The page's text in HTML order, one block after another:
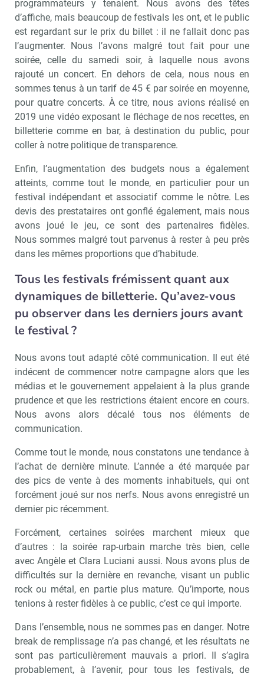
programmateurs y tenaient. Nous avons des têtes
d’affiche, mais beaucoup de festivals les ont, et le public
est regardant sur le prix du billet : il ne fallait donc pas
l’augmenter. Nous l’avons malgré tout fait pour une
soirée, celle du samedi soir, à laquelle nous avons
rajouté un concert. En dehors de cela, nous nous en
sommes tenus à un tarif de 45 € par soirée en moyenne,
pour quatre concerts. À ce titre, nous avions réalisé en
2019 une vidéo exposant le fléchage de nos recettes, en
billetterie comme en bar, à destination du public, pour
coller à notre politique de transparence.
Enfin, l’augmentation des budgets nous a également
atteints, comme tout le monde, en particulier pour un
festival indépendant et associatif comme le nôtre. Les
devis des prestataires ont gonflé également, mais nous
avons joué le jeu, ce sont des partenaires fidèles.
Nous sommes malgré tout parvenus à rester à peu près
dans les mêmes proportions que d’habitude.
Tous les festivals frémissent quant aux
dynamiques de billetterie. Qu’avez-vous
pu observer dans les derniers jours avant
le festival ?
Nous avons tout adapté côté communication. Il eut été
indécent de commencer notre campagne alors que les
médias et le gouvernement appelaient à la plus grande
prudence et que les restrictions étaient encore en cours.
Nous avons alors décalé tous nos éléments de
communication.
Comme tout le monde, nous constatons une tendance à
l’achat de dernière minute. L’année a été marquée par
des pics de vente à des moments inhabituels, qui ont
forcément joué sur nos nerfs. Nous avons enregistré un
dernier pic récemment.
Forcément, certaines soirées marchent mieux que
d’autres : la soirée rap-urbain marche très bien, celle
avec Angèle et Clara Luciani aussi. Nous avons plus de
difficultés sur la dernière en revanche, visant un public
rock ou métal, en partie plus mature. Qu’importe, nous
tenions à rester fidèles à ce public, c’est ce qui importe.
Dans l’ensemble, nous ne sommes pas en danger. Notre
break de remplissage n’a pas changé, et les résultats ne
sont pas particulièrement mauvais a priori. Il s’agira
probablement, à l’avenir, pour tous les festivals, de
Recevoir Culture Matin
Valider
Non merci, je reçois déjà
!
Je déciderai plus
tard